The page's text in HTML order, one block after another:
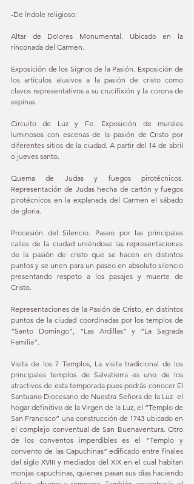
-De índole religioso:
Altar de Dolores Monumental. Ubicado en la
rinconada del Carmen.
Exposición de los Signos de la Pasión. Exposición de
los artículos alusivos a la pasión de cristo como
clavos representativos a su crucifixión y la corona de
espinas.
Circuito de Luz y Fe. Exposición de murales
luminosos con escenas de la pasión de Cristo por
diferentes sitios de la ciudad. A partir del 14 de abril
o jueves santo.
Quema de Judas y fuegos pirotécnicos.
Representación de Judas hecha de cartón y fuegos
pirotécnicos en la explanada del Carmen el sábado
de gloria.
Procesión del Silencio. Paseo por las principales
calles de la ciudad uniéndose las representaciones
de la pasión de cristo que se hacen en distintos
puntos y se unen para un paseo en absoluto silencio
presentando respeto a los pasajes y muerte de
Cristo.
Representaciones de la Pasión de Cristo, en distintos
puntos de la ciudad coordinadas por los templos de
“Santo Domingo”, “Las Ardillas” y “La Sagrada
Familia”.
Visita de los 7 Templos, La visita tradicional de los
principales templos de Salvatierra es uno de los
atractivos de esta temporada pues podrás conocer El
Santuario Diocesano de Nuestra Señora de la Luz  el
hogar definitivo de la Virgen de la Luz, el “Templo de
San Francisco” una construcción de 1743 ubicado en
el complejo conventual de San Buenaventura. Otro
de los conventos imperdibles es el “Templo y
convento de las Capuchinas” edificado entre finales
del siglo XVIII y mediados del XIX en el cual habitan
monjas capuchinas, quienes pasan sus días haciendo